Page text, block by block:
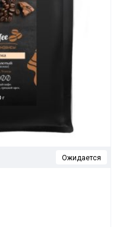
Ожидается